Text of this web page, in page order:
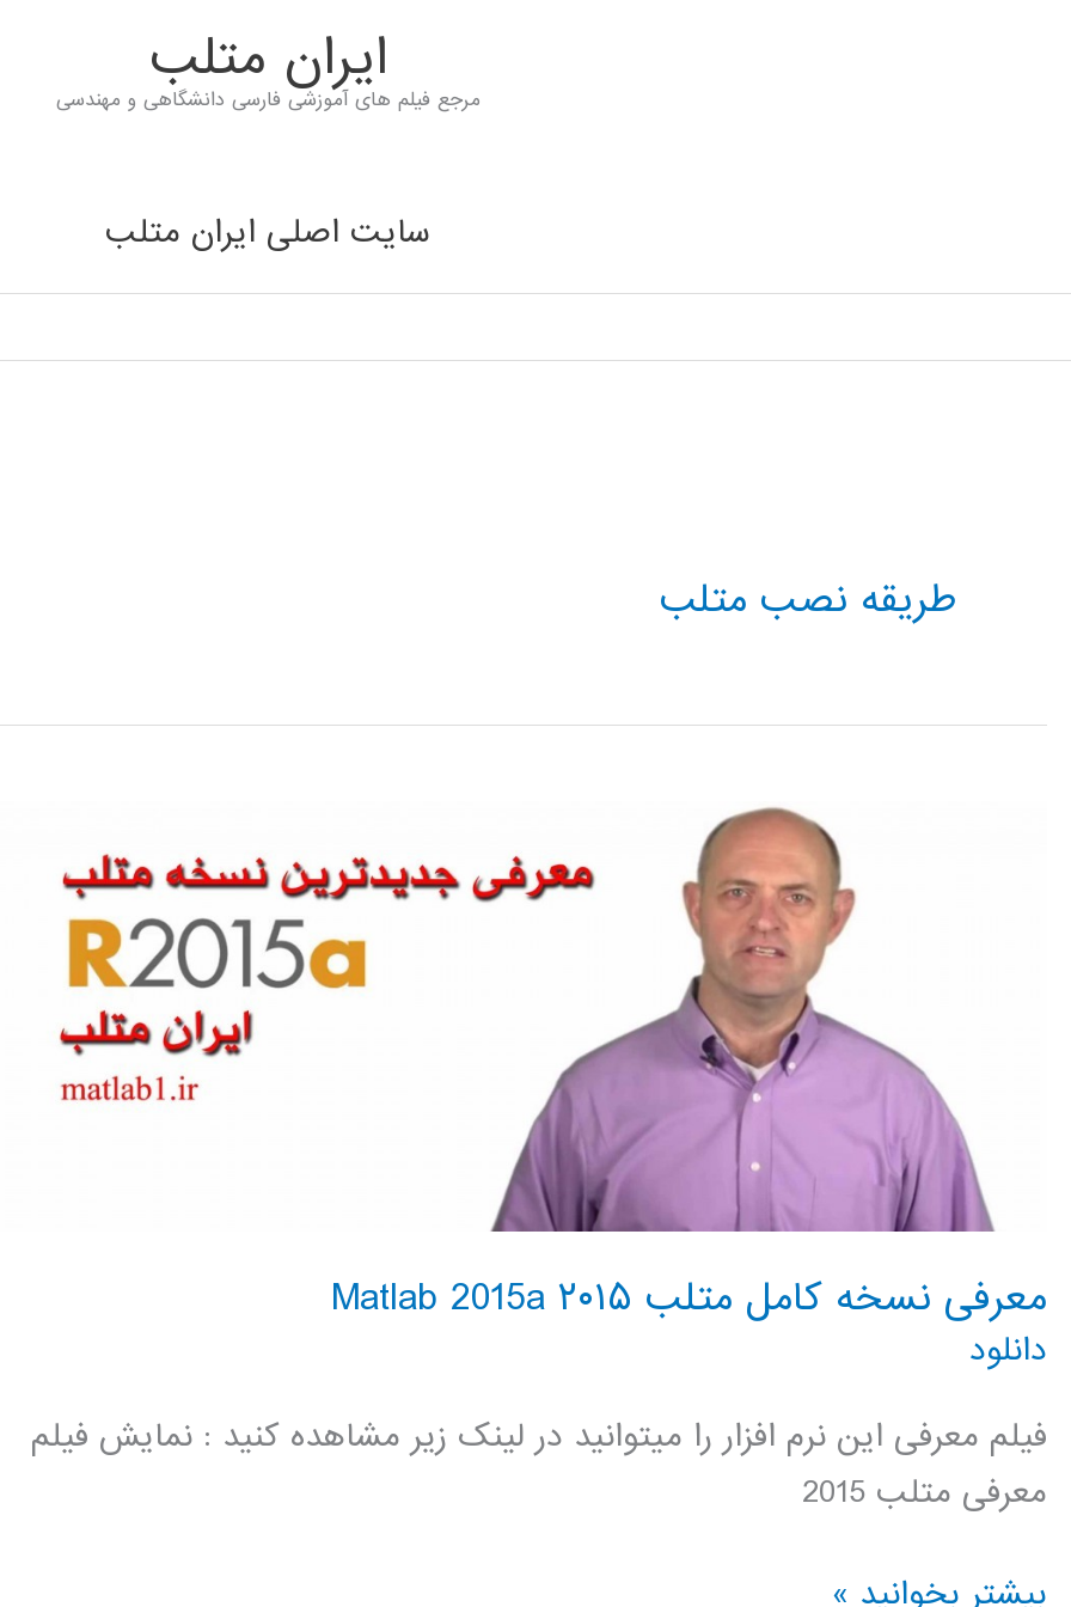
ايران متلب
مرجع فیلم های آموزشی فارسی دانشگاهی و مهندسی
سایت اصلی ایران متلب
طریقه نصب متلب
معرفی نسخه کامل متلب ۲۰۱۵ Matlab 2015a
دانلود
فیلم معرفی این نرم افزار را میتوانید در لینک زیر مشاهده کنید : نمایش فیلم
معرفی متلب 2015
معرفی
بیشتر بخوانید »